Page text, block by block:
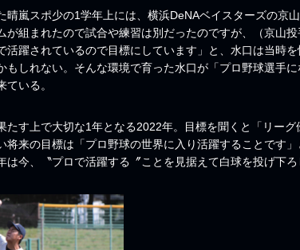
晴嵐スポ少の1学年上には、横浜DeNAベイスターズの京
が組まれたので試合や練習は別だったのですが、（京山
活躍されているので目標にしています」と、水口は当時
もしれない。そんな環境で育った水口が「プロ野球選手
いる。
たす上で大切な1年となる2022年。目標を聞くと「リー
将来の目標は「プロ野球の世界に入り活躍することです
は今、〝プロで活躍する〞ことを見据えて白球を投げ下ろ